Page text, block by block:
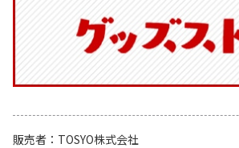
販売者
TOSYO株式会社